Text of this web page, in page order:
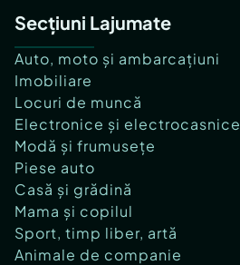
Secțiuni Lajumate
Auto, moto și ambarcațiuni
Imobiliare
Locuri de muncă
Electronice și electrocasnice
Modă și frumusețe
Piese auto
Casă și grădină
Mama și copilul
Sport, timp liber, artă
Animale de companie